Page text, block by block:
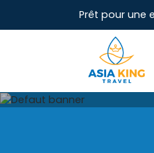
Prêt pour une